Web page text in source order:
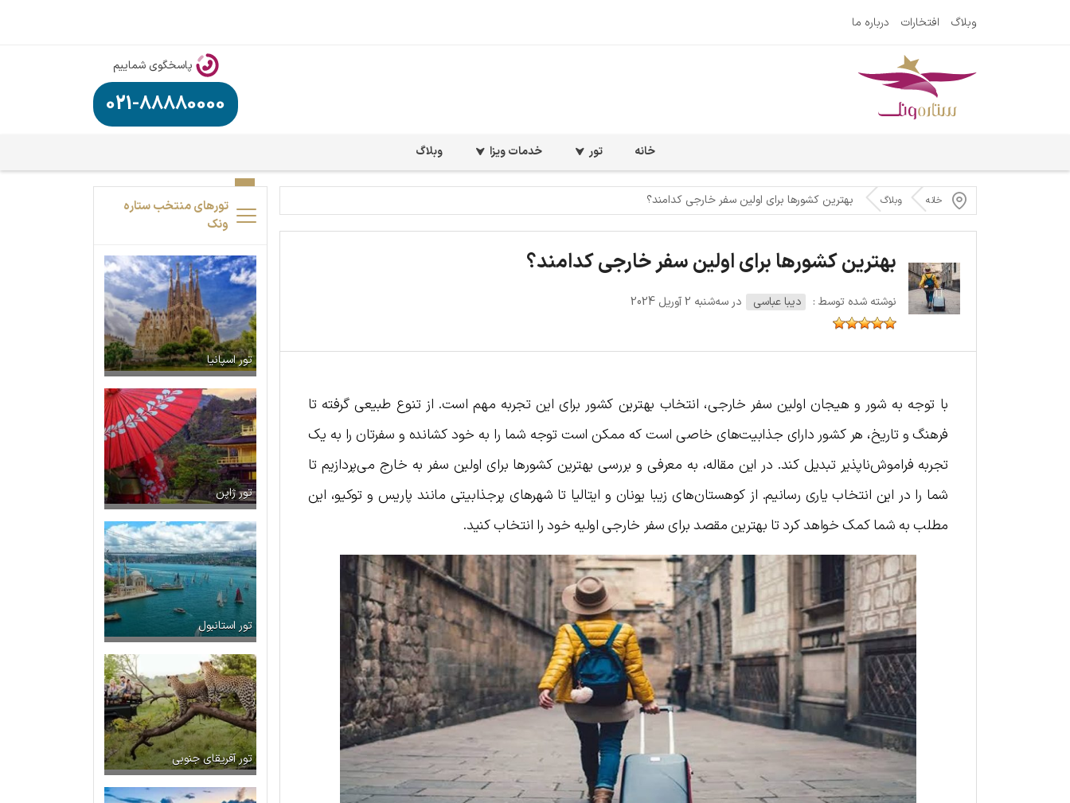
وبلاگ افتخارات درباره ما
پاسخگوی شماییم
021-88880000
خانه تور خدمات ویزا وبلاگ
خانه وبلاگ بهترین کشورها برای اولین سفر خارجی کدامند؟
بهترین کشورها برای اولین سفر خارجی کدامند؟
نوشته شده توسط : دیبا عباسی در سه‌شنبه 2 آوریل 2024
با توجه به شور و هیجان اولین سفر خارجی، انتخاب بهترین کشور برای این تجربه مهم است. از تنوع طبیعی گرفته تا
فرهنگ و تاریخ، هر کشور دارای جذابیت‌های خاصی است که ممکن است توجه شما را به خود کشانده و سفرتان را به یک
تجربه فراموش‌ناپذیر تبدیل کند. در این مقاله، به معرفی و بررسی بهترین کشورها برای اولین سفر به خارج می‌پردازیم تا
شما را در این انتخاب یاری رسانیم. از کوهستان‌های زیبا یونان و ایتالیا تا شهرهای پرجذابیتی مانند پاریس و توکیو، این
مطلب به شما کمک خواهد کرد تا بهترین مقصد برای سفر خارجی اولیه خود را انتخاب کنید.
تورهای منتخب ستاره
ونک
تور اسپانیا
تور ژاپن
تور استانبول
تور آفریقای جنوبی